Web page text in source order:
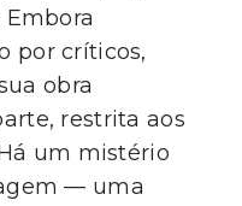
por críticos,
obra
restrita aos
um mistério
— uma